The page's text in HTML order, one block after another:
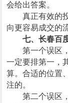
会给出答案。
真正有效的投
向更容易成交的
七、长春百度
第一个误区，
一定要排第一，
算。合适的位置
注的。
第二个误区，